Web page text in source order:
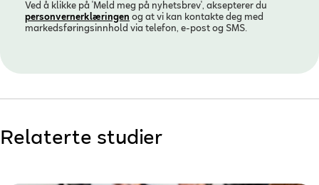
Ved å klikke på 'Meld meg på nyhetsbrev', aksepterer du
personvern­erklæringen og at vi kan kontakte deg med
markedsføringsinnhold via telefon, e-post og SMS.
Relaterte studier